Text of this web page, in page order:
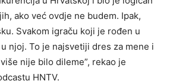
ako već ovdje ne budem. Ipak,
Svakom igraču koji je rođen u
njoj. To je najsvetiji dres za mene i
nije bilo dileme”, rekao je
HNTV.